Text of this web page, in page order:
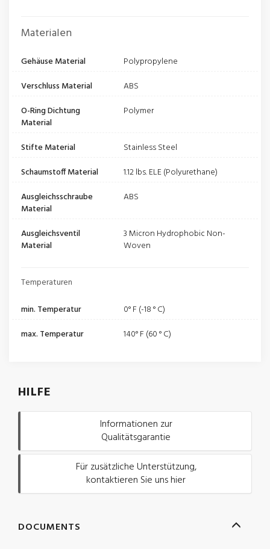
Materialen
Gehäuse Material
Polypropylene
Verschluss Material
ABS
O-Ring Dichtung
Material
Polymer
Stifte Material
Stainless Steel
Schaumstoff Material
1.12 lbs. ELE (Polyurethane)
Ausgleichsschraube
Material
ABS
Ausgleichsventil
Material
3 Micron Hydrophobic Non-
Woven
Temperaturen
min. Temperatur
0° F (-18 ° C)
max. Temperatur
140° F (60 ° C)
HILFE
Informationen zur
Qualitätsgarantie
Für zusätzliche Unterstützung,
kontaktieren Sie uns hier
DOCUMENTS